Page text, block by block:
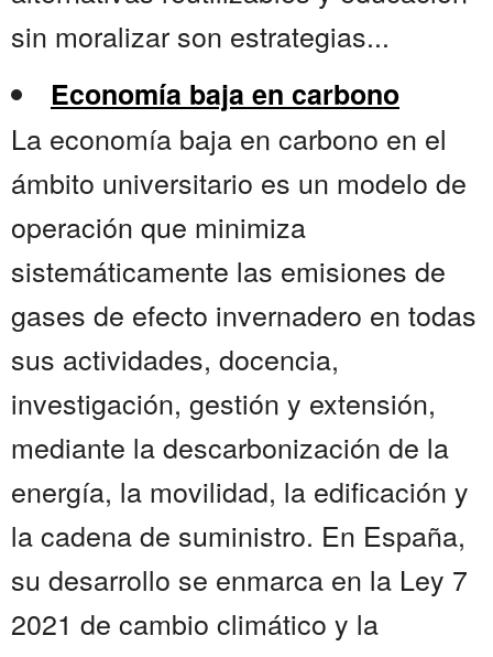
sin moralizar son estrategias...
Economía baja en carbono
La economía baja en carbono en el
ámbito universitario es un modelo de
operación que minimiza
sistemáticamente las emisiones de
gases de efecto invernadero en todas
sus actividades, docencia,
investigación, gestión y extensión,
mediante la descarbonización de la
energía, la movilidad, la edificación y
la cadena de suministro. En España,
su desarrollo se enmarca en la Ley 7
2021 de cambio climático y la